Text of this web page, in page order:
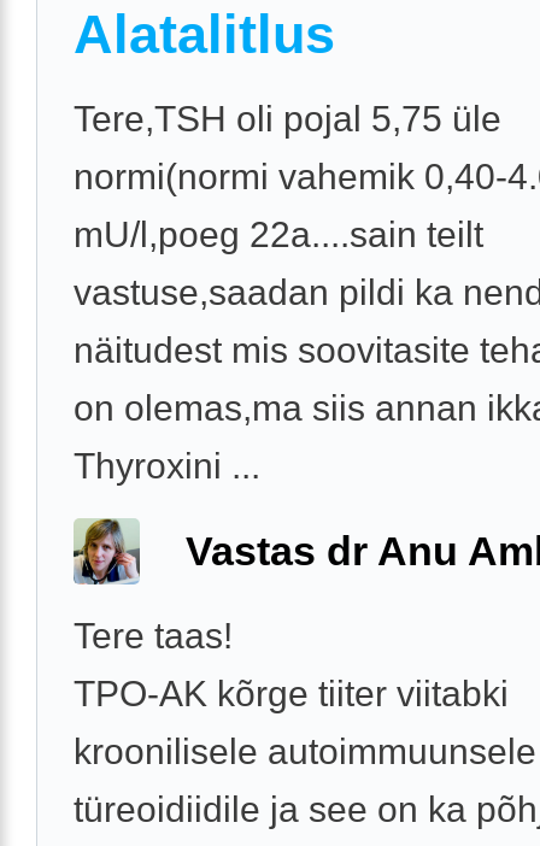
Alatalitlus
Tere,TSH oli pojal 5,75 üle
normi(normi vahemik 0,40-
mU/l,poeg 22a....sain teilt
vastuse,saadan pildi ka
näitudest mis soovitasite
on olemas,ma siis annan
Thyroxini ...
Vastas dr Anu
Tere taas!
TPO-AK kõrge tiiter viitabki
kroonilisele autoimmuunsele
türeoidiidile ja see on ka